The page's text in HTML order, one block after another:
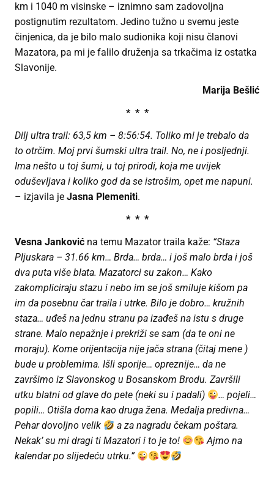
km i 1040 m visinske – iznimno sam zadovoljna
postignutim rezultatom. Jedino tužno u svemu jeste
činjenica, da je bilo malo sudionika koji nisu članovi
Mazatora, pa mi je falilo druženja sa trkačima iz ostatka
Slavonije.
Marija Bešlić
* * *
Dilj ultra trail: 63,5 km – 8:56:54. Toliko mi je trebalo da
to otrčim. Moj prvi šumski ultra trail. No, ne i posljednji.
Ima nešto u toj šumi, u toj prirodi, koja me uvijek
oduševljava i koliko god da se istrošim, opet me napuni.
– izjavila je Jasna Plemeniti.
* * *
Vesna Janković na temu Mazator traila kaže: “Staza
Pljuskara – 31.66 km… Brda… brda… i još malo brda i još
dva puta više blata. Mazatorci su zakon… Kako
zakompliciraju stazu i nebo im se još smiluje kišom pa
im da posebnu čar traila i utrke. Bilo je dobro… kružnih
staza… uđeš na jednu stranu pa izađeš na istu s druge
strane. Malo nepažnje i prekriži se sam (da te oni ne
moraju). Kome orijentacija nije jača strana (čitaj mene )
bude u problemima. Išli sporije… opreznije… da ne
završimo iz Slavonskog u Bosanskom Brodu. Završili
utku blatni od glave do pete (neki su i padali)
… pojeli…
popili… Otišla doma kao druga žena. Medalja predivna…
Pehar dovoljno velik
a za nagradu čekam poštara.
Nekak’ su mi dragi ti Mazatori i to je to!
Ajmo na
kalendar po slijedeću utrku.”